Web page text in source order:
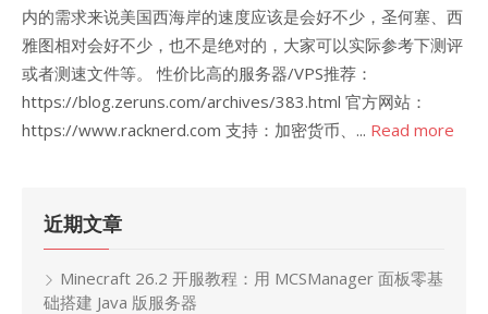
内的需求来说美国西海岸的速度应该是会好不少，圣何塞、西
雅图相对会好不少，也不是绝对的，大家可以实际参考下测评
或者测速文件等。 性价比高的服务器/VPS推荐：
https://blog.zeruns.com/archives/383.html 官方网站：
https://www.racknerd.com 支持：加密货币、... Read more
近期文章
Minecraft 26.2 开服教程：用 MCSManager 面板零基
础搭建 Java 版服务器